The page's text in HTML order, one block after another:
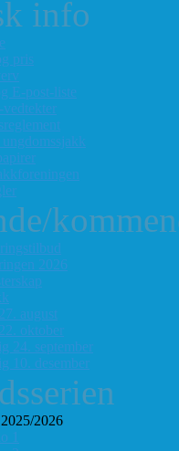
info
pris
E-post-liste
vedtekter
2026
august
oktober
24. september
10. desember
2026
1